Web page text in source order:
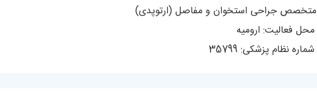
متخصص جراحی استخوان و مفاصل (ارتوپدی)
محل فعالیت: ارومیه
شماره نظام پزشکی: 35799